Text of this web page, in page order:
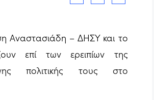
Αναστασιάδη – ΔΗΣΥ και το
επί των ερειπίων της
πολιτικής τους στο